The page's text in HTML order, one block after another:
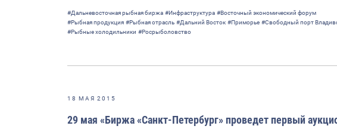
#Дальневосточная рыбная биржа #Инфраструктура #Восточный экономический форум
#Рыбная продукция #Рыбная отрасль #Дальний Восток #Приморье #Свободный порт
#Рыбные холодильники #Росрыболовство
18 МАЯ 2015
29 мая «Биржа «Санкт-Петербург» проведет первый